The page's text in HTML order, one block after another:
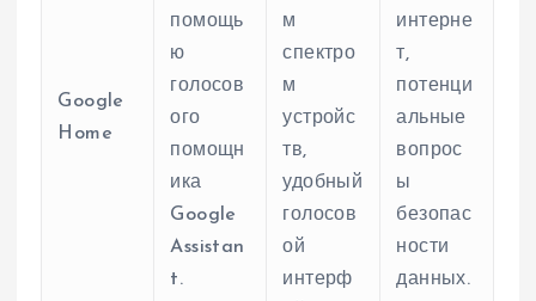
Google
Home
помощь
ю
голосов
ого
помощн
ика
Google
Assistan
t.
м
спектро
м
устройс
тв,
удобный
голосов
ой
интерф
интерне
т,
потенци
альные
вопрос
ы
безопас
ности
данных.